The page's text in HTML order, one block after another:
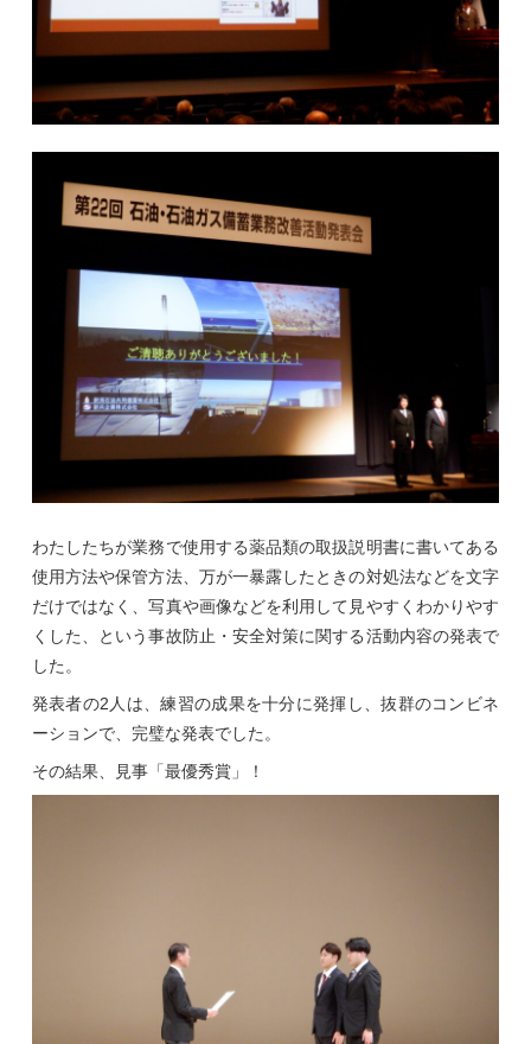
わたしたちが業務で使用する薬品類の取扱説明書に書いてある
使用方法や保管方法、万が一暴露したときの対処法などを文字
だけではなく、写真や画像などを利用して見やすくわかりやす
くした、という事故防止・安全対策に関する活動内容の発表で
した。
発表者の2人は、練習の成果を十分に発揮し、抜群のコンビネ
ーションで、完璧な発表でした。
その結果、見事「最優秀賞」！